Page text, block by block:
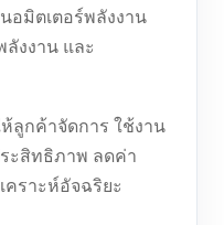
อมิตเตอร์พลังงาน
งงาน และ
ลูกค้าจัดการ ใช้งาน
ะสิทธิภาพ ลดค่า
ราะห์อัจฉริยะ